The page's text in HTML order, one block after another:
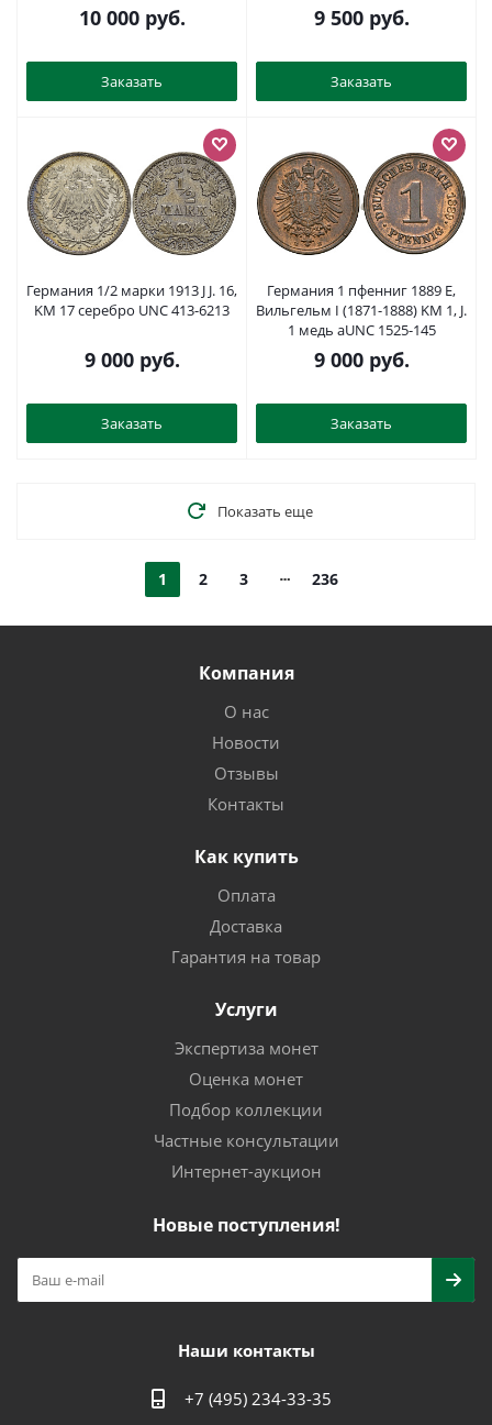
10 000руб.
Заказать
9 500руб.
Заказать
Германия 1/2 марки 1913 J J. 16,
KM 17 серебро UNC 413-6213
9 000руб.
Заказать
Германия 1 пфенниг 1889 E,
Вильгельм I (1871-1888) KM 1, J.
1 медь aUNC 1525-145
9 000руб.
Заказать
Показать еще
1 2 3 236
Компания
О нас
Новости
Отзывы
Контакты
Как купить
Оплата
Доставка
Гарантия на товар
Услуги
Экспертиза монет
Оценка монет
Подбор коллекции
Частные консультации
Интернет-аукцион
Новые поступления!
Наши контакты
+7 (495) 234-33-35